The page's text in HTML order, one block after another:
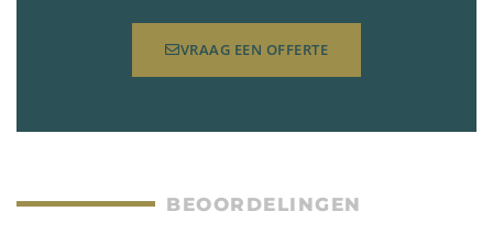
VRAAG EEN OFFERTE
BEOORDELINGEN